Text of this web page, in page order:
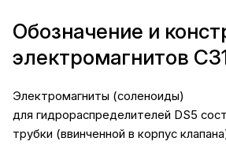
Обозначение и
электромагнитов
Электромагниты (соленоиды)
для гидрораспределителей DS5
трубки (ввинченной в корпус